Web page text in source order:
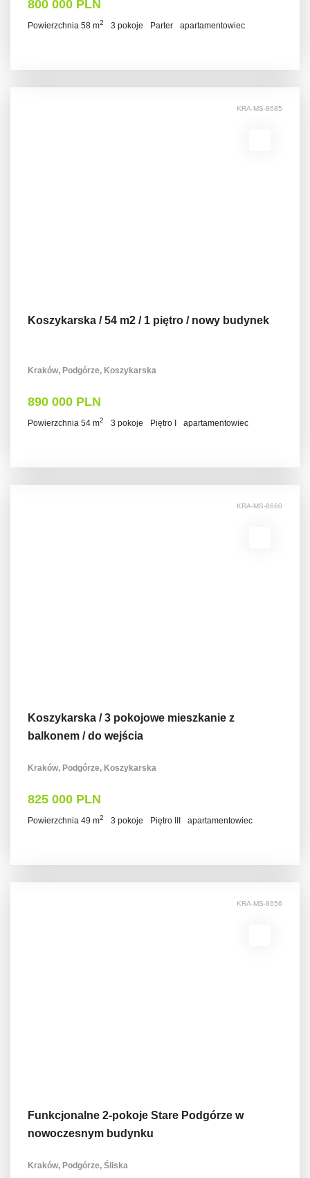
800 000 PLN
Powierzchnia 58 m2 3 pokoje Parter apartamentowiec
KRA-MS-8685
Koszykarska / 54 m2 / 1 piętro / nowy budynek
Kraków, Podgórze, Koszykarska
890 000 PLN
Powierzchnia 54 m2 3 pokoje Piętro I apartamentowiec
KRA-MS-8660
Koszykarska / 3 pokojowe mieszkanie z
balkonem / do wejścia
Kraków, Podgórze, Koszykarska
825 000 PLN
Powierzchnia 49 m2 3 pokoje Piętro III apartamentowiec
KRA-MS-8656
Funkcjonalne 2-pokoje Stare Podgórze w
nowoczesnym budynku
Kraków, Podgórze, Śliska